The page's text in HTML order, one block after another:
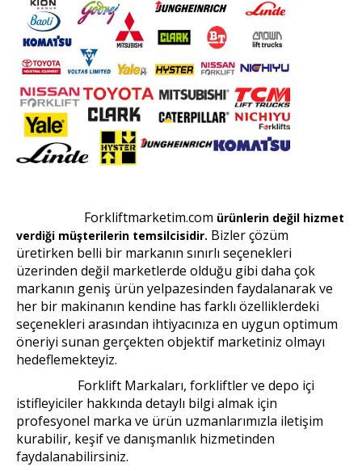
SERVİS HİZMETLERİ
DANIŞMANLIK
FORKLİFT MARKALARI
Forkliftmarketim.com ürünlerin değil hizmet
verdiği müşterilerin temsilcisidir. Bizler çözüm
üretirken belli bir markanın sınırlı seçenekleri
üzerinden değil marketlerde olduğu gibi daha çok
markanın geniş ürün yelpazesinden faydalanarak ve
her bir makinanın kendine has farklı özelliklerdeki
seçenekleri arasından ihtiyacınıza en uygun optimum
öneriyi sunan gerçekten objektif marketiniz olmayı
hedeflemekteyiz.
Forklift Markaları, forkliftler ve depo içi
istifleyiciler hakkında detaylı bilgi almak için
profesyonel marka ve ürün uzmanlarımızla iletişim
kurabilir, keşif ve danışmanlık hizmetinden
faydalanabilirsiniz.